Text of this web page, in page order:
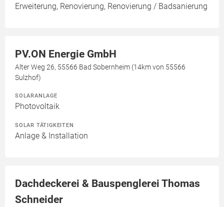
Erweiterung, Renovierung, Renovierung / Badsanierung
PV.ON Energie GmbH
Alter Weg 26, 55566 Bad Sobernheim (14km von 55566
Sulzhof)
SOLARANLAGE
Photovoltaik
SOLAR TÄTIGKEITEN
Anlage & Installation
Dachdeckerei & Bauspenglerei Thomas
Schneider